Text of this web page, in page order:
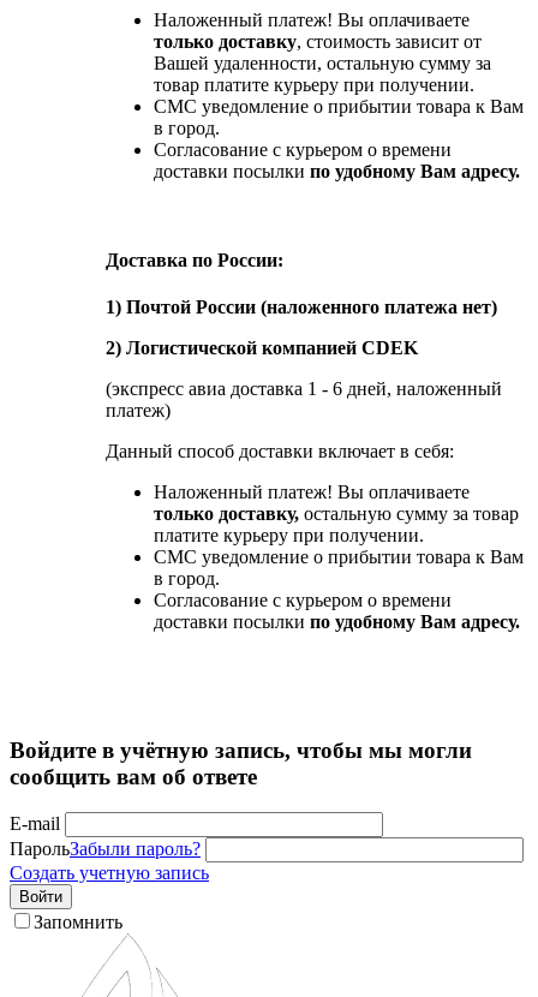
Наложенный платеж! Вы оплачиваете
только доставку, стоимость зависит от
Вашей удаленности, остальную сумму за
товар платите курьеру при получении.
СМС уведомление о прибытии товара к Вам
в город.
Согласование с курьером о времени
доставки посылки по удобному Вам адресу.
Доставка по России:
1) Почтой России (наложенного платежа нет)
2) Логистической компанией CDEK
(экспресс авиа доставка 1 - 6 дней, наложенный
платеж)
Данный способ доставки включает в себя:
Наложенный платеж! Вы оплачиваете
только доставку, остальную сумму за товар
платите курьеру при получении.
СМС уведомление о прибытии товара к Вам
в город.
Согласование с курьером о времени
доставки посылки по удобному Вам адресу.
Войдите в учётную запись, чтобы мы могли
сообщить вам об ответе
E-mail
ПарольЗабыли пароль?
Создать учетную запись
Войти
Запомнить